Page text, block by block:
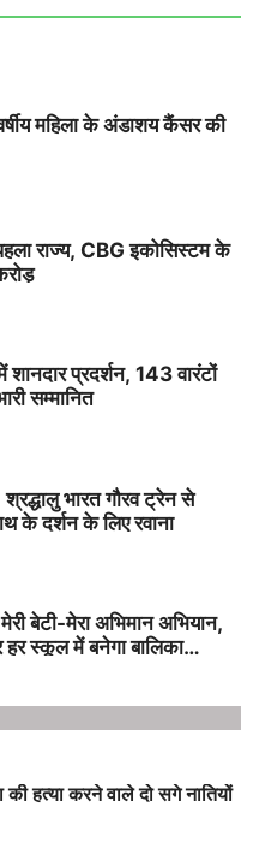
महिला के अंडाशय कैंसर की
राज्य, CBG इकोसिस्टम के
शानदार प्रदर्शन, 143 वारंटों
सम्मानित
भारत गौरव ट्रेन से
के दर्शन के लिए रवाना
बेटी-मेरा अभिमान अभियान,
हर स्कूल में बनेगा बालिका
की हत्या करने वाले दो सगे नातियों